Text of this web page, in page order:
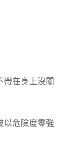
帶在身上沒關
以危險度零強